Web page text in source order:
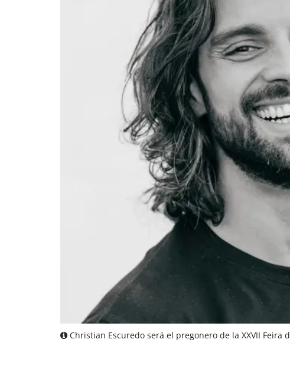
Christian Escuredo será el pregonero de la XXVII Feira